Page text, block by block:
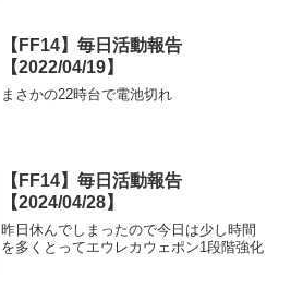
【FF14】毎日活動報告
【2022/04/19】
まさかの22時台で電池切れ
【FF14】毎日活動報告
【2024/04/28】
昨日休んでしまったので今日は少し時間
を多くとってエウレカウェポン1段階強化